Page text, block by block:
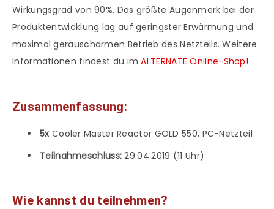
Wirkungsgrad von 90%. Das größte Augenmerk bei der
Produktentwicklung lag auf geringster Erwärmung und
maximal geräuscharmen Betrieb des Netzteils. Weitere
Informationen findest du imALTERNATE Online-Shop!
Zusammenfassung:
5x Cooler Master Reactor GOLD 550, PC-Netzteil
Teilnahmeschluss: 29.04.2019 (11 Uhr)
Wie kannst du teilnehmen?